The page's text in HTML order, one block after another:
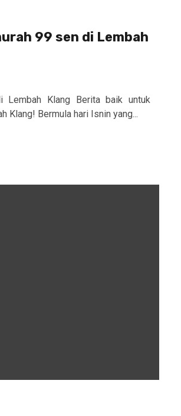
99 sen di Lembah
Lembah Klang Berita baik untuk
Klang! Bermula hari Isnin yang...